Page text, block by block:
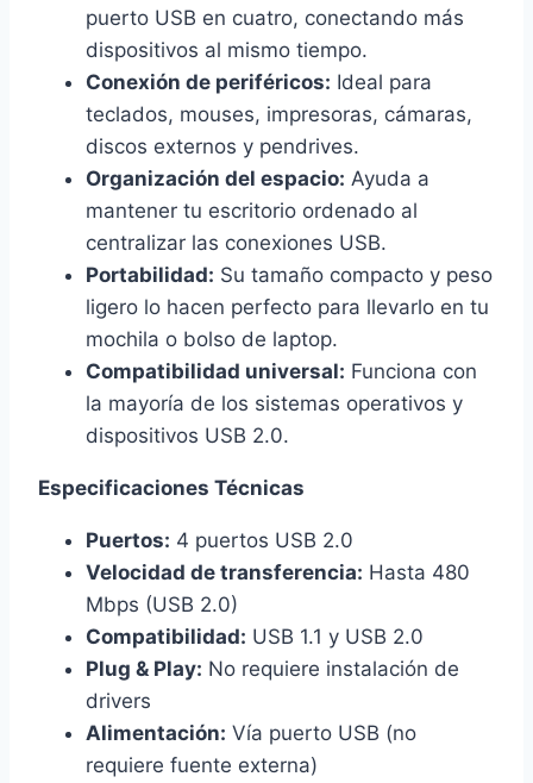
puerto USB en cuatro, conectando más
dispositivos al mismo tiempo.
Conexión de periféricos: Ideal para
teclados, mouses, impresoras, cámaras,
discos externos y pendrives.
Organización del espacio: Ayuda a
mantener tu escritorio ordenado al
centralizar las conexiones USB.
Portabilidad: Su tamaño compacto y peso
ligero lo hacen perfecto para llevarlo en tu
mochila o bolso de laptop.
Compatibilidad universal: Funciona con
la mayoría de los sistemas operativos y
dispositivos USB 2.0.
Especificaciones Técnicas
Puertos: 4 puertos USB 2.0
Velocidad de transferencia: Hasta 480
Mbps (USB 2.0)
Compatibilidad: USB 1.1 y USB 2.0
Plug & Play: No requiere instalación de
drivers
Alimentación: Vía puerto USB (no
requiere fuente externa)